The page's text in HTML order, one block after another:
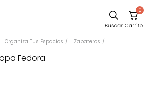
0
Organiza Tus Espacios Zapateros
Fedora